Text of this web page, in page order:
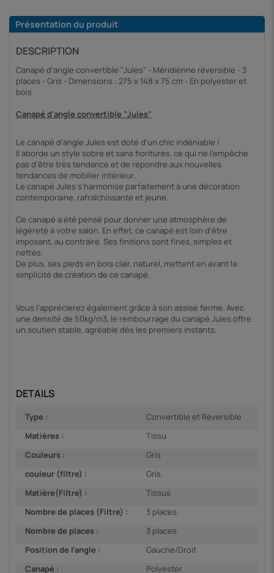
Présentation du produit
DESCRIPTION
Canapé d'angle convertible "Jules" - Méridienne réversible - 3
places - Gris - Dimensions : 275 x 148 x 75 cm - En polyester et
bois
Canapé d'angle convertible "Jules"
Le canapé d'angle Jules est doté d'un chic indéniable !
Il aborde un style sobre et sans fioritures, ce qui ne l'empêche
pas d'être très tendance et de répondre aux nouvelles
tendances de mobilier intérieur.
Le canapé Jules s'harmonise parfaitement à une décoration
contemporaine, rafraîchissante et jeune.
Ce canapé a été pensé pour donner une atmosphère de
légèreté à votre salon. En effet, ce canapé est loin d'être
imposant, au contraire. Ses finitions sont fines, simples et
nettes.
De plus, ses pieds en bois clair, naturel, mettent en avant la
simplicité de création de ce canapé.
Vous l'apprécierez également grâce à son assise ferme. Avec
une densité de 50kg/m3, le rembourrage du canapé Jules offre
un soutien stable, agréable dès les premiers instants.
DETAILS
Type :
Convertible et Réversible
Matières :
Tissu
Couleurs :
Gris
couleur (filtre) :
Gris.
Matière(Filtre) :
Tissus
Nombre de places (Filtre) :
3 places.
Nombre de places :
3 places.
Position de l'angle :
Gauche/Droit
Canapé :
Polyester